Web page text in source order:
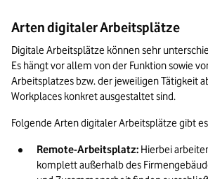
Arten digitaler Arbeitsplätze
Digitale Arbeitsplätze können sehr
Es hängt vor allem von der Funktion sowie
Arbeitsplatzes bzw. der jeweiligen Tätigkeit
Workplaces konkret ausgestaltet sind.
Folgende Arten digitaler Arbeitsplätze gibt
Remote-Arbeitsplatz: Hierbei
komplett außerhalb des